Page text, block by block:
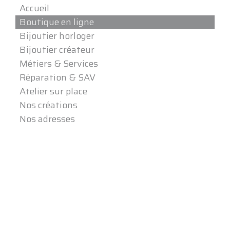
Accueil
Boutique en ligne
Bijoutier horloger
Bijoutier créateur
Métiers & Services
Réparation & SAV
Atelier sur place
Nos créations
Nos adresses